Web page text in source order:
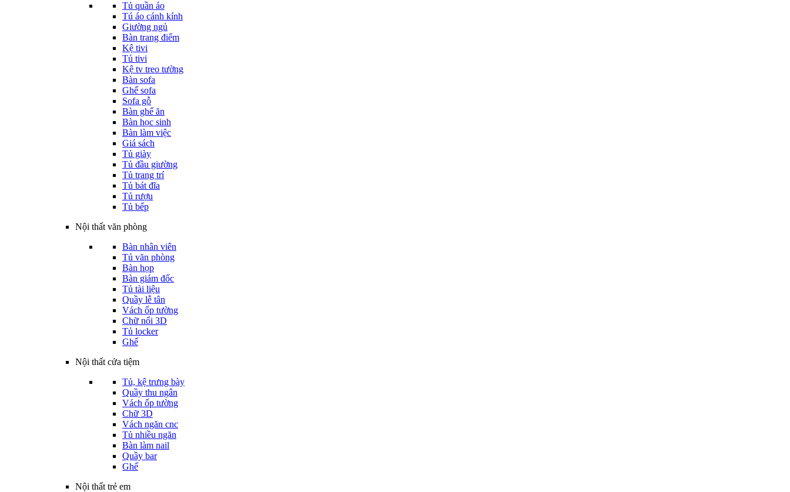
Tủ quần áo
Tú áo cánh kính
Giường ngủ
Bàn trang điểm
Kệ tivi
Tủ tivi
Kệ tv treo tường
Bàn sofa
Ghế sofa
Sofa gỗ
Bàn ghế ăn
Bàn học sinh
Bàn làm việc
Giá sách
Tủ giày
Tủ đầu giường
Tủ trang trí
Tủ bát đĩa
Tủ rượu
Tủ bếp
Nội thất văn phòng
Bàn nhân viên
Tủ văn phòng
Bàn họp
Bàn giám đốc
Tủ tài liệu
Quầy lễ tân
Vách ốp tường
Chữ nổi 3D
Tủ locker
Ghế
Nội thất cửa tiệm
Tủ, kệ trưng bày
Quầy thu ngân
Vách ốp tường
Chữ 3D
Vách ngăn cnc
Tủ nhiều ngăn
Bàn làm nail
Quầy bar
Ghế
Nội thất trẻ em